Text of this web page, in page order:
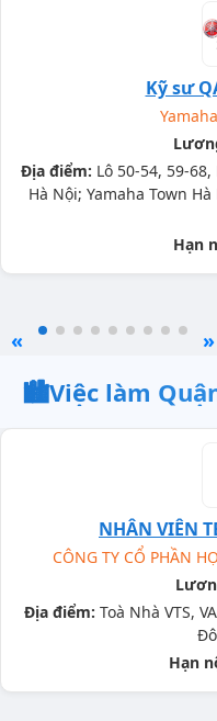
Kỹ sư
Địa điểm: Lô 50-54, 59-
Hà Nội; Yamaha Town
Hạn
« »
🏙️Việc làm
NHÂN VIÊN
CÔNG TY CỔ PHẦN
Địa điểm: Toà Nhà VTS,
Hạn